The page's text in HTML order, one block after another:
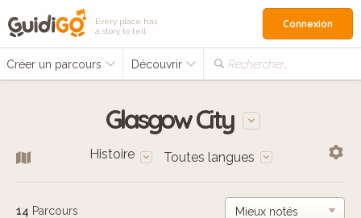
Every place has
a story to tell
Créer un parcours Découvrir Rechercher…
Connexion
Glasgow City
Histoire Toutes langues
14 Parcours